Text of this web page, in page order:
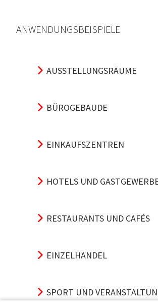
ANWENDUNGSBEISPIELE
AUSSTELLUNGSRÄUME
BÜROGEBÄUDE
EINKAUFSZENTREN
HOTELS UND
RESTAURANTS UND CAFÉS
EINZELHANDEL
SPORT UND